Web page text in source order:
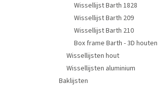
Wissellijst Barth 1828
Wissellijst Barth 209
Wissellijst Barth 210
Box frame Barth - 3D
Wissellijsten hout
Wissellijsten aluminium
Baklijsten